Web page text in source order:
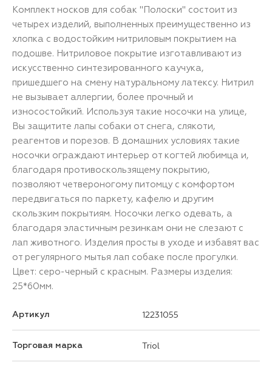
Комплект носков для собак "Полоски" состоит из
четырех изделий, выполненных преимущественно из
хлопка с водостойким нитриловым покрытием на
подошве. Нитриловое покрытие изготавливают из
искусственно синтезированного каучука,
пришедшего на смену натуральному латексу. Нитрил
не вызывает аллергии, более прочный и
износостойкий. Используя такие носочки на улице,
Вы защитите лапы собаки от снега, слякоти,
реагентов и порезов. В домашних условиях такие
носочки ограждают интерьер от когтей любимца и,
благодаря противоскользящему покрытию,
позволяют четвероногому питомцу с комфортом
передвигаться по паркету, кафелю и другим
скользким покрытиям. Носочки легко одевать, а
благодаря эластичным резинкам они не слезают с
лап животного. Изделия просты в уходе и избавят вас
от регулярного мытья лап собаке после прогулки.
Цвет: серо-черный с красным. Размеры изделия:
25*60мм.
Артикул 12231055
Торговая марка Triol